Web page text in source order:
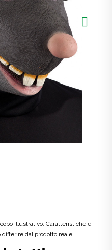
illustrativo. Caratteristiche e
dal prodotto reale.